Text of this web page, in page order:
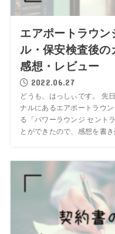
エアポートラウ
ル・保安検査後の
感想・レビュー
2022.06.27
どうも、はっしぃです。 先
ナルにあるエアポートラウ
る「パワーラウンジ セント
とができたので、感想を書き